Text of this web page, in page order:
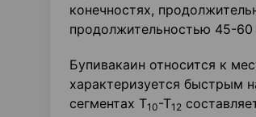
конечностях,
продолжительностью 45-60
Бупивакаин относится к
характеризуется быстрым
сегментах Т10-Т12